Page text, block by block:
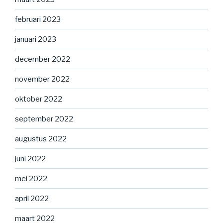
februari 2023
januari 2023
december 2022
november 2022
oktober 2022
september 2022
augustus 2022
juni 2022
mei 2022
april 2022
maart 2022